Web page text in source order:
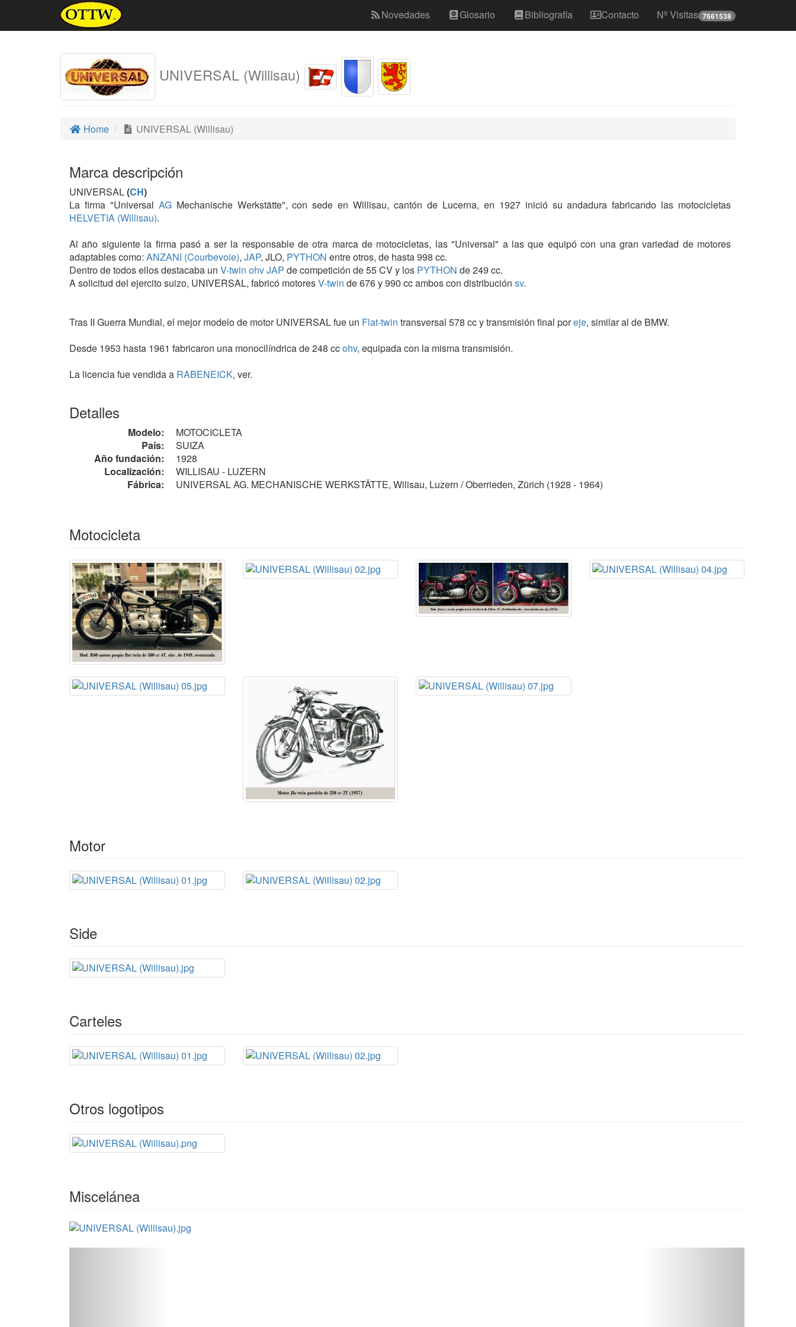
Novedades Glosario Bibliografía Contacto Nº Visitas 7661538
UNIVERSAL (Willisau)
Home UNIVERSAL (Willisau)
Marca descripción
UNIVERSAL(CH)
La firma "Universal AGMechanische Werkstätte", con sede en Willisau, cantón de Lucerna, en 1927 inició su andadura fabricando las motocicletas
HELVETIA (Willisau).
Al año siguiente la firma pasó a ser la responsable de otra marca de motocicletas, las "Universal" a las que equipó con una gran variedad de motores
adaptables como: ANZANI (Courbevoie), JAP, JLO, PYTHON entre otros, de hasta 998 cc.
Dentro de todos ellos destacaba un V-twin ohvJAP de competición de 55 CV y los PYTHON de 249 cc.
A solicitud del ejercito suizo, UNIVERSAL, fabricó motoresV-twin de 676 y 990 cc ambos con distribución sv.
Tras II Guerra Mundial, el mejor modelo de motor UNIVERSAL fue un Flat-twin transversal 578 cc y transmisión final poreje, similar al de BMW.
Desde 1953 hasta 1961 fabricaron una monocilíndrica de 248 ccohv, equipada con la misma transmisión.
La licencia fue vendida a RABENEICK, ver.
Todos cin transmisión por
• Mod. F: motorPA (Herstal)monocilíndrico de 174 cc
de 350 ccJAPohv, transmisión por
• Motor monocilíndrico propio de 500 cc
1944 1000cc V-twin military
• B40: motor propio {flat twin} de 580 ccohv. 1949
• B50: motor propio {flat twin} de 580 cc ohv . 1950
• Mod. Sport: motor {flat twin} de 580 cc
• Motor Jlo twin paralelo de 250 cc
No confundir conUNIVERSELLEde Dresden ni conL´UNIVERSEL.
Detalles
Modelo:
MOTOCICLETA
País:
SUIZA
Año fundación:
1928
Localización:
WILLISAU - LUZERN
Fábrica:
UNIVERSAL AG. MECHANISCHE WERKSTÄTTE, Wilisau, Luzern / Oberrieden, Zürich (1928 - 1964)
Motocicleta
Motor
Side
Carteles
Otros logotipos
Miscelánea